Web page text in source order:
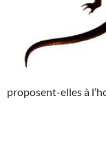
proposent-elles à